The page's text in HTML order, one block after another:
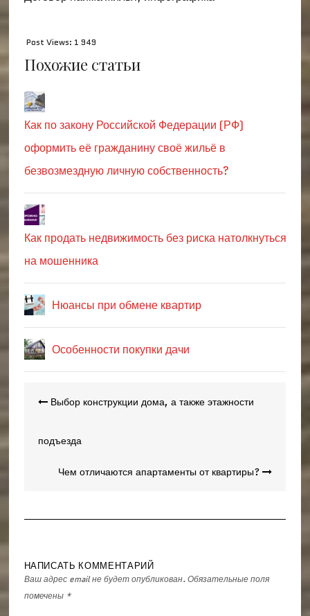
Post Views: 1 949
Похожие статьи
Как по закону Российской Федерации (РФ)
оформить её гражданину своё жильё в
безвозмездную личную собственность?
Как продать недвижимость без риска натолкнуться
на мошенника
Нюансы при обмене квартир
Особенности покупки дачи
Навигация
записям
Выбор конструкции дома, а также этажности
подъезда
Чем отличаются апартаменты от квартиры?
НАПИСАТЬ КОММЕНТАРИЙ
Ваш адрес email не будет опубликован. Обязательные поля
помечены *